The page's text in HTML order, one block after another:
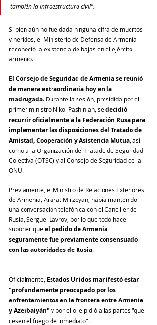
también la infraestructura civil".
Si bien aún no fue dada ninguna cifra de muertos
y heridos, el Ministerio de Defensa de Armenia
reconoció la existencia de bajas en el ejército
armenio.
El Consejo de Seguridad de Armenia se reunió
de manera extraordinaria hoy en la
madrugada. Durante la sesión, presidida por el
primer ministro Nikol Pashinian, se decidió
recurrir oficialmente a la Federación Rusa para
implementar las disposiciones del Tratado de
Amistad, Cooperación y Asistencia Mutua , así
como a la Organización del Tratado de Seguridad
Colectiva (OTSC) y al Consejo de Seguridad de la
ONU.
Previamente, el Ministro de Relaciones Exteriores
de Armenia, Ararat Mirzoyan, había mantenido
una conversación telefónica con el Canciller de
Rusia, Serguei Lavrov, por lo que todo hace
suponer que el pedido de Armenia
seguramente fue previamente consensuado
con las autoridades de Rusia.
Oficialmente, Estados Unidos manifestó estar
"profundamente preocupado por los
enfrentamientos en la frontera entre Armenia
y Azerbaiyán" y por ello le pidió a las partes "que
cesen el fuego de inmediato".